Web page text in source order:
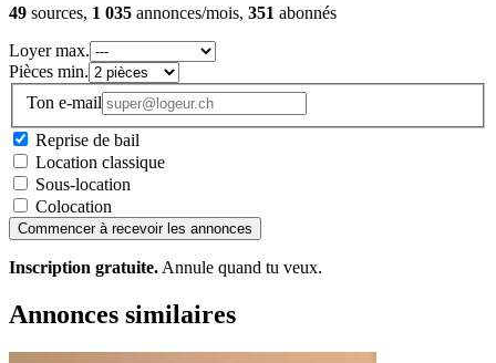
49 sources, 1 035 annonces/mois, 351 abonnés
Loyer max.
Pièces min.
Ton e-mail
Reprise de bail
Location classique
Sous-location
Colocation
Commencer à recevoir les annonces
Inscription gratuite. Annule quand tu veux.
Annonces similaires